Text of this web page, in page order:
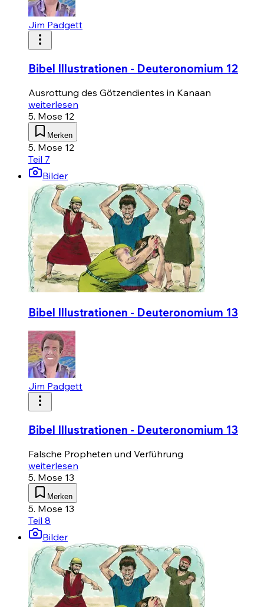
Jim Padgett
Bibel Illustrationen - Deuteronomium 12
Ausrottung des Götzendientes in Kanaan
weiterlesen
5. Mose 12
Merken
5. Mose 12
Teil 7
Bilder
Bibel Illustrationen - Deuteronomium 13
Jim Padgett
Bibel Illustrationen - Deuteronomium 13
Falsche Propheten und Verführung
weiterlesen
5. Mose 13
Merken
5. Mose 13
Teil 8
Bilder